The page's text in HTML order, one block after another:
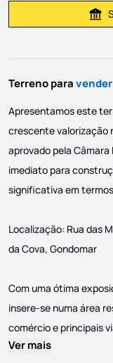
Terreno paravender
Apresentamos este
crescente valorização
aprovado pela
imediato para
significativa em
Localização: Rua das
da Cova, Gondomar
Com uma ótima
insere-se numa área
comércio e principais
Ver mais